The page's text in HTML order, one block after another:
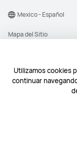
Utilizamos cookies
continuar
©2026 Huawei Device
Mapa del Sitio
Declaración de
Mexico - Español